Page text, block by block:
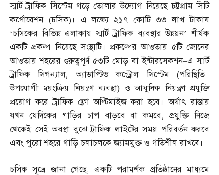
স্মার্ট ট্রাফিক সিস্টেম গড়ে তোলার উদ্যোগ নিয়েছে চট্টগ্রাম সিটি
কর্পোরেশন (চসিক)। এ লক্ষ্যে ২১৭ কোটি ৩৩ লাখ টাকায়
‘চসিকের বিভিন্ন এলাকায় স্মার্ট ট্রাফিক ব্যবস্থার উন্নয়ন’ শীর্ষক
একটি প্রকল্প নিয়েছে সংস্থাটি। প্রকল্পের আওতায় ৫টি জোনের
আওতায় শহরের গুরুত্বপূর্ণ ৫৩টি মোড় বা ইন্টারসেকশন–এ স্মার্ট
ট্রাফিক সিগন্যাল,অ্যাডাপ্টিভ কন্ট্রোল সিস্টেম (পরিস্থিতি–
উপযোগী স্বয়ংক্রিয় নিয়ন্ত্রণ ব্যবস্থা) ও আধুনিক নিয়ন্ত্রণ প্রযুক্তি
প্রয়োগ করে ট্রাফিক ফ্লো অপ্টিমাইজ করা হবে। অর্থাৎ রাস্তায়
যখন যেদিকের গাড়ির চাপ বাড়বে বা কমবে,প্রযুক্তি নিজে
থেকেই সেই অবস্থা বুঝে ট্রাফিক লাইটের সময় পরিবর্তন করবে
এবং পুরো শহরে গাড়ি চলাচলকে জ্যামমুক্ত ও গতিশীল রাখবে।
চসিক সূত্রে জানা গেছে, একটি পরামর্শক প্রতিষ্ঠানের মাধ্যমে